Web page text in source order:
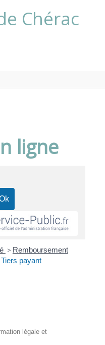
Chérac
ligne
> Remboursement
Tiers payant
légale et